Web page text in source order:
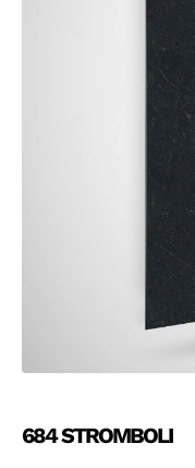
684 STROMBOLI